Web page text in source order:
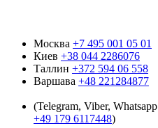
Москва +7 495 001 05 01
Киев +38 044 2286076
Таллин +372 594 06 558
Варшава +48 221284877
(Telegram, Viber, Whatsapp
+49 179 6117448)